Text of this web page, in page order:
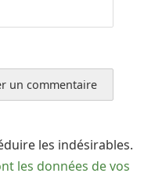
les indésirables.
les données de vos